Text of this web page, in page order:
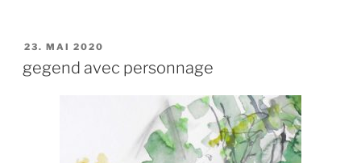
VERÖFFENTLICHT
23. MAI 2020
gegend avec personnage